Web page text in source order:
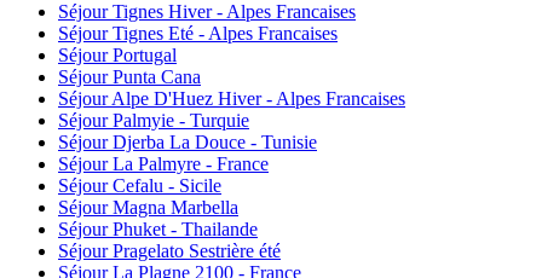
Séjour Tignes Hiver - Alpes Francaises
Séjour Tignes Eté - Alpes Francaises
Séjour Portugal
Séjour Punta Cana
Séjour Alpe D'Huez Hiver - Alpes Francaises
Séjour Palmyie - Turquie
Séjour Djerba La Douce - Tunisie
Séjour La Palmyre - France
Séjour Cefalu - Sicile
Séjour Magna Marbella
Séjour Phuket - Thailande
Séjour Pragelato Sestrière été
Séjour La Plagne 2100 - France